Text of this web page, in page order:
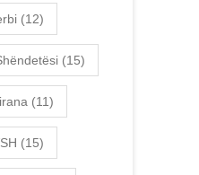
(12)
(15)
(11)
(15)